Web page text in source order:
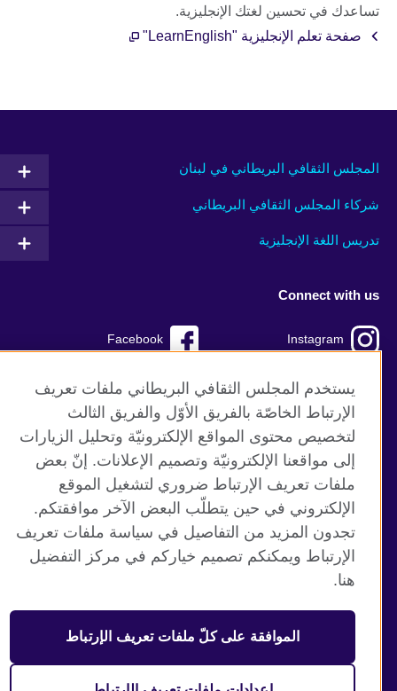
تساعدك في تحسين لغتك الإنجليزية.
صفحة تعلم الإنجليزية "LearnEnglish"
المجلس الثقافي البريطاني في لبنان
شركاء المجلس الثقافي البريطاني
تدريس اللغة الإنجليزية
Connect with us
Facebook Instagram
Youtube
موقع المجلس الثقافي البريطاني العالمي
الخصوصية وشروط الاستخدام
ملفات تعريف الإرتباط
خارطة الموقع
منظمة المملكة المتحدة الدولية للعلاقات الثقافية والفرص
التعليمية. جمعية خيرية مسجلة تحت رقم 209131 (إنجلترا وويلز)
يستخدم المجلس الثقافي البريطاني ملفات تعريف
الإرتباط الخاصّة بالفريق الأوّل والفريق الثالث
لتخصيص محتوى المواقع الإلكترونيّة وتحليل الزيارات
إلى مواقعنا الإلكترونيّة وتصميم الإعلانات. إنّ بعض
ملفات تعريف الإرتباط ضروري لتشغيل الموقع
الإلكتروني في حين يتطلّب البعض الآخر موافقتكم.
تجدون المزيد من التفاصيل في سياسة ملفات تعريف
الإرتباط ويمكنكم تصميم خياركم في مركز التفضيل
هنا.
الموافقة على كلّ ملفات تعريف الإرتباط